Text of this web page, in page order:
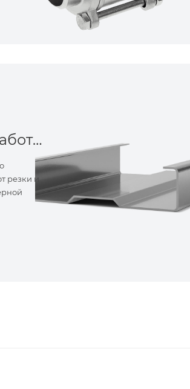
Металлообработка
резки и